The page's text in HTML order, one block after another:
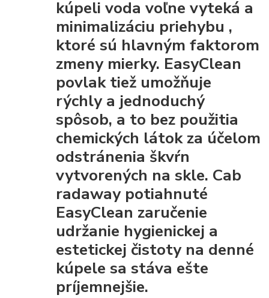
kúpeli voda voľne vyteká a
minimalizáciu priehybu ,
ktoré sú hlavným faktorom
zmeny mierky. EasyClean
povlak tiež umožňuje
rýchly a jednoduchý
spôsob, a to bez použitia
chemických látok za účelom
odstránenia škvŕn
vytvorených na skle. Cab
radaway potiahnuté
EasyClean zaručenie
udržanie hygienickej a
estetickej čistoty na denné
kúpele sa stáva ešte
príjemnejšie.